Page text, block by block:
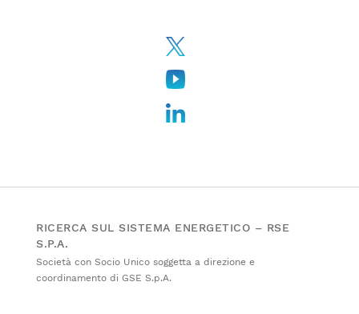
RICERCA SUL SISTEMA ENERGETICO – RSE
S.P.A.
Società con Socio Unico soggetta a direzione e
coordinamento di GSE S.p.A.